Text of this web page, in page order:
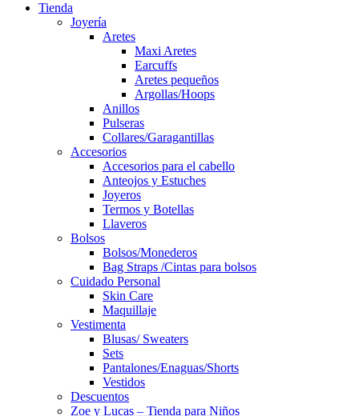
Tienda
Joyería
Aretes
Maxi Aretes
Earcuffs
Aretes pequeños
Argollas/Hoops
Anillos
Pulseras
Collares/Garagantillas
Accesorios
Accesorios para el cabello
Anteojos y Estuches
Joyeros
Termos y Botellas
Llaveros
Bolsos
Bolsos/Monederos
Bag Straps /Cintas para bolsos
Cuidado Personal
Skin Care
Maquillaje
Vestimenta
Blusas/ Sweaters
Sets
Pantalones/Enaguas/Shorts
Vestidos
Descuentos
Zoe y Lucas – Tienda para Niños